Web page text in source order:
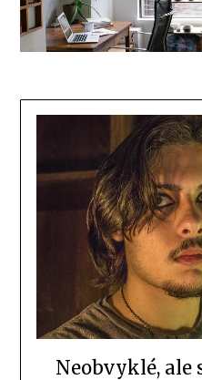
Neobvyklé, ale